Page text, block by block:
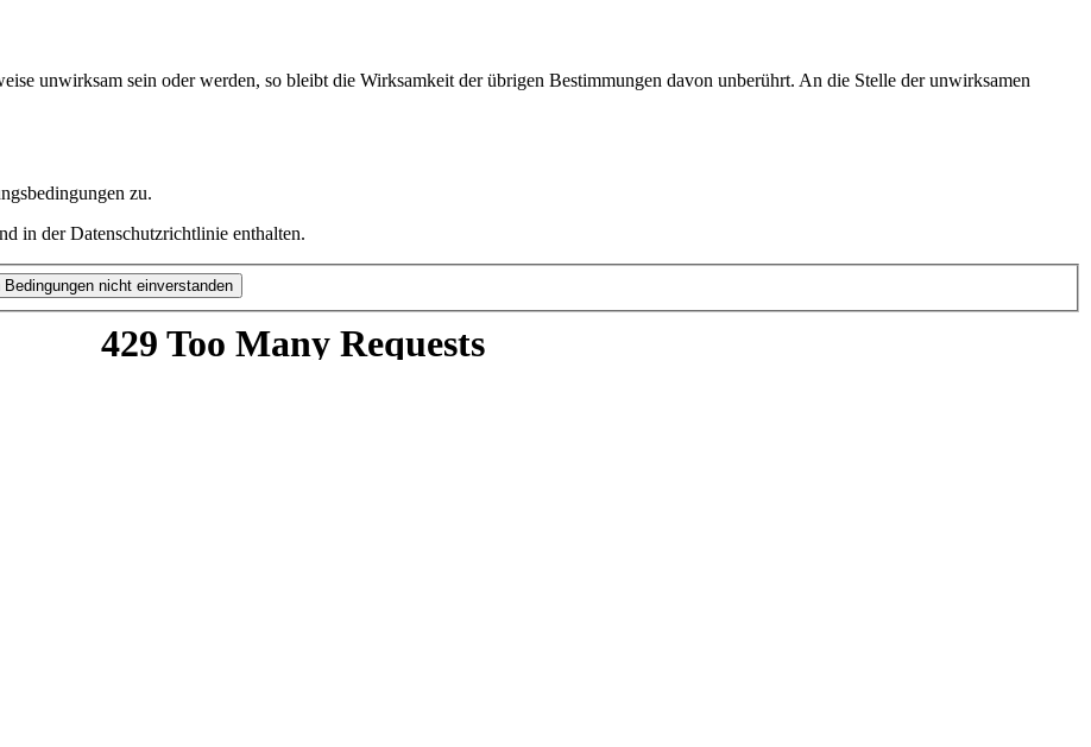
unwirksam sein oder werden, so bleibt die Wirksamkeit der übrigen Bestimmungen davon unberührt. An die Stelle der unwirksamen
zu.
in der Datenschutzrichtlinie enthalten.